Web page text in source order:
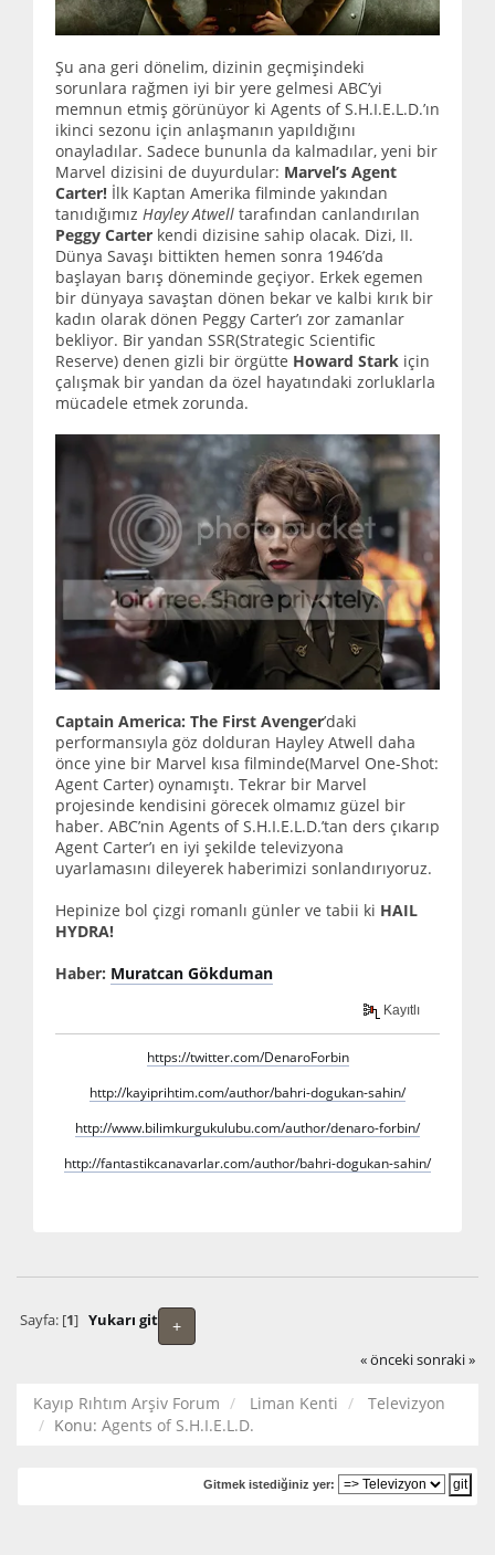
Şu ana geri dönelim, dizinin geçmişindeki
sorunlara rağmen iyi bir yere gelmesi ABC’yi
memnun etmiş görünüyor ki Agents of S.H.I.E.L.D.’ın
ikinci sezonu için anlaşmanın yapıldığını
onayladılar. Sadece bununla da kalmadılar, yeni bir
Marvel dizisini de duyurdular: Marvel’s Agent
Carter! İlk Kaptan Amerika filminde yakından
tanıdığımız Hayley Atwell tarafından canlandırılan
Peggy Carter kendi dizisine sahip olacak. Dizi, II.
Dünya Savaşı bittikten hemen sonra 1946’da
başlayan barış döneminde geçiyor. Erkek egemen
bir dünyaya savaştan dönen bekar ve kalbi kırık bir
kadın olarak dönen Peggy Carter’ı zor zamanlar
bekliyor. Bir yandan SSR(Strategic Scientific
Reserve) denen gizli bir örgütte Howard Stark için
çalışmak bir yandan da özel hayatındaki zorluklarla
mücadele etmek zorunda.
Captain America: The First Avenger’daki
performansıyla göz dolduran Hayley Atwell daha
önce yine bir Marvel kısa filminde(Marvel One-Shot:
Agent Carter) oynamıştı. Tekrar bir Marvel
projesinde kendisini görecek olmamız güzel bir
haber. ABC’nin Agents of S.H.I.E.L.D.’tan ders çıkarıp
Agent Carter’ı en iyi şekilde televizyona
uyarlamasını dileyerek haberimizi sonlandırıyoruz.
Hepinize bol çizgi romanlı günler ve tabii ki HAIL
HYDRA!
Haber: Muratcan Gökduman
Kayıtlı
https://twitter.com/DenaroForbin
http://kayiprihtim.com/author/bahri-dogukan-sahin/
http://www.bilimkurgukulubu.com/author/denaro-forbin/
http://fantastikcanavarlar.com/author/bahri-dogukan-sahin/
+
Sayfa: [1] Yukarı git
« önceki sonraki »
Kayıp Rıhtım Arşiv Forum Liman Kenti
Televizyon
Konu: Agents of S.H.I.E.L.D.
Gitmek istediğiniz yer: